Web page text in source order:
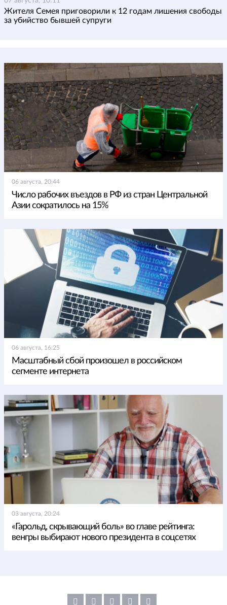
Жителя Семея приговорили к 12 годам лишения свободы
за убийство бывшей супруги
06 августа, 20:44
Число рабочих въездов в РФ из стран Центральной
Азии сократилось на 15%
06 августа, 16:25
Масштабный сбой произошел в российском
сегменте интернета
03 августа, 20:24
«Гарольд, скрывающий боль» во главе рейтинга:
венгры выбирают нового президента в соцсетях